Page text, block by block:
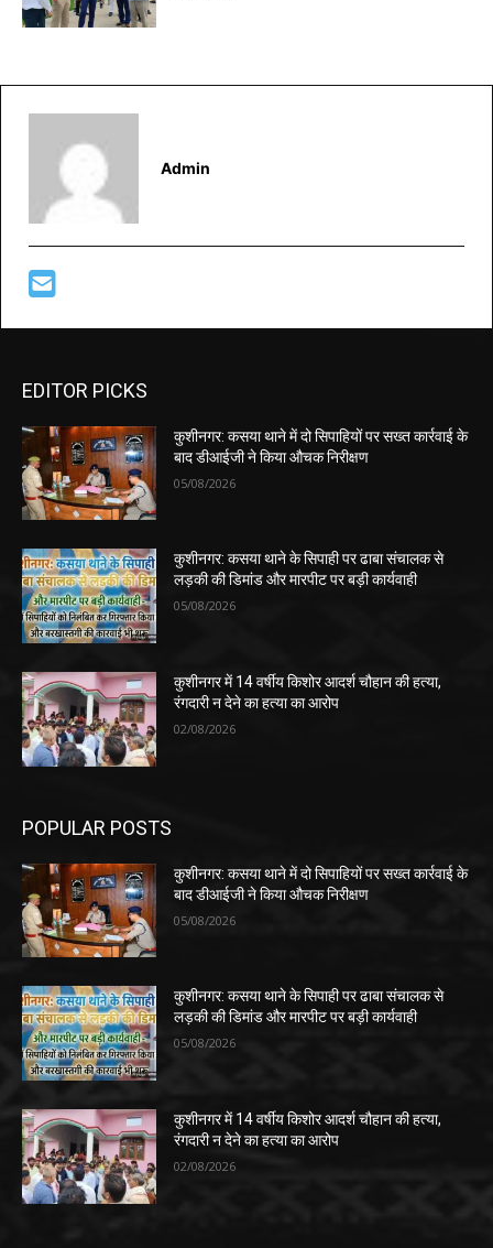
Admin
EDITOR PICKS
कुशीनगर: कसया थाने में दो सिपाहियों पर सख्त कार्रवाई के
बाद डीआईजी ने किया औचक निरीक्षण
05/08/2026
कुशीनगर: कसया थाने के सिपाही पर ढाबा संचालक से
लड़की की डिमांड और मारपीट पर बड़ी कार्यवाही
05/08/2026
कुशीनगर में 14 वर्षीय किशोर आदर्श चौहान की हत्या,
रंगदारी न देने का हत्या का आरोप
02/08/2026
POPULAR POSTS
कुशीनगर: कसया थाने में दो सिपाहियों पर सख्त कार्रवाई के
बाद डीआईजी ने किया औचक निरीक्षण
05/08/2026
कुशीनगर: कसया थाने के सिपाही पर ढाबा संचालक से
लड़की की डिमांड और मारपीट पर बड़ी कार्यवाही
05/08/2026
कुशीनगर में 14 वर्षीय किशोर आदर्श चौहान की हत्या,
रंगदारी न देने का हत्या का आरोप
02/08/2026